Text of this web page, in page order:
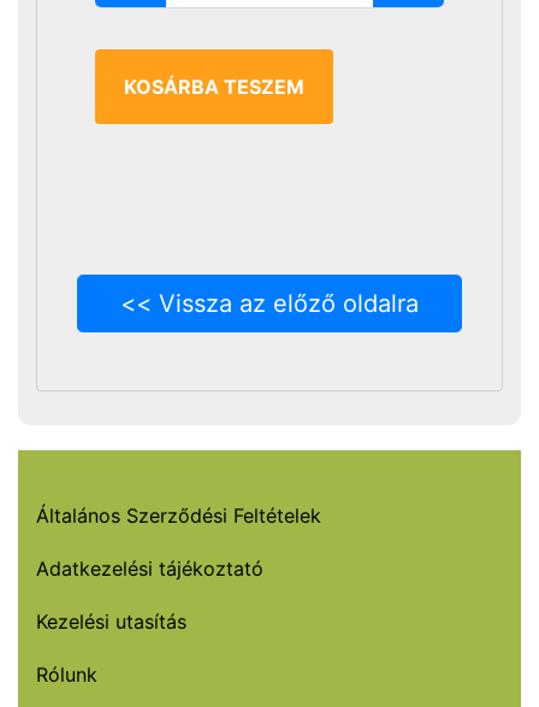
<< Vissza az előző oldalra
Általános Szerződési Feltételek
Adatkezelési tájékoztató
Kezelési utasítás
Rólunk